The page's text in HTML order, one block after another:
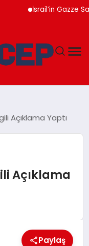
İsrail’in Gazze
Açıklama Yaptı
Açıklama
Paylaş